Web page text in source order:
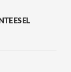
ES EL